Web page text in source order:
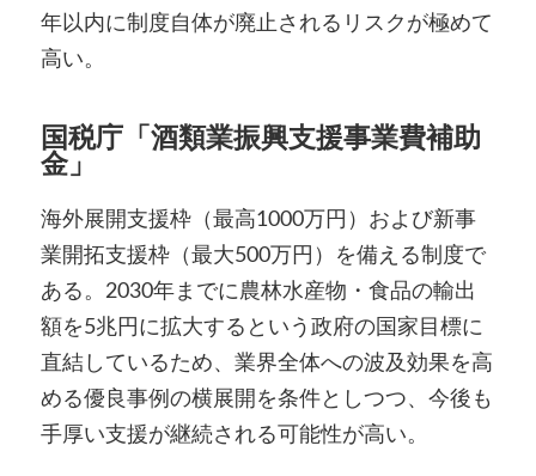
年以内に制度自体が廃止されるリスクが極めて
高い。
国税庁「酒類業振興支援事業費補助
金」
海外展開支援枠（最高1000万円）および新事
業開拓支援枠（最大500万円）を備える制度で
ある。2030年までに農林水産物・食品の輸出
額を5兆円に拡大するという政府の国家目標に
直結しているため、業界全体への波及効果を高
める優良事例の横展開を条件としつつ、今後も
手厚い支援が継続される可能性が高い。